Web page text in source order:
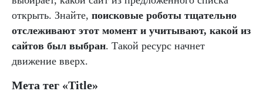
открыть. Знайте, поисковые роботы тщательно
отслеживают этот момент и учитывают, какой из
сайтов был выбран. Такой ресурс начнет
движение вверх.
Мета тег «Title»